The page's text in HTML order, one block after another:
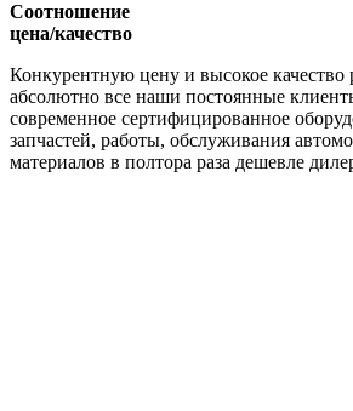
Соотношение
цена/качество
Конкурентную цену и высокое качество
абсолютно все наши постоянные
современное сертифицированное
запчастей, работы, обслуживания
материалов в полтора раза дешевле